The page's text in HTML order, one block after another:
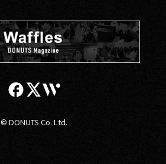
© DONUTS Co. Ltd.